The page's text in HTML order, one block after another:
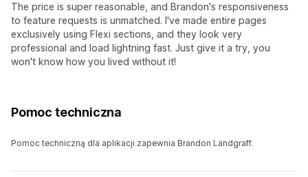
The price is super reasonable, and Brandon's responsiveness
to feature requests is unmatched. I've made entire pages
exclusively using Flexi sections, and they look very
professional and load lightning fast. Just give it a try, you
won't know how you lived without it!
Pomoc techniczna
Pomoc techniczną dla aplikacji zapewnia Brandon Landgraff.